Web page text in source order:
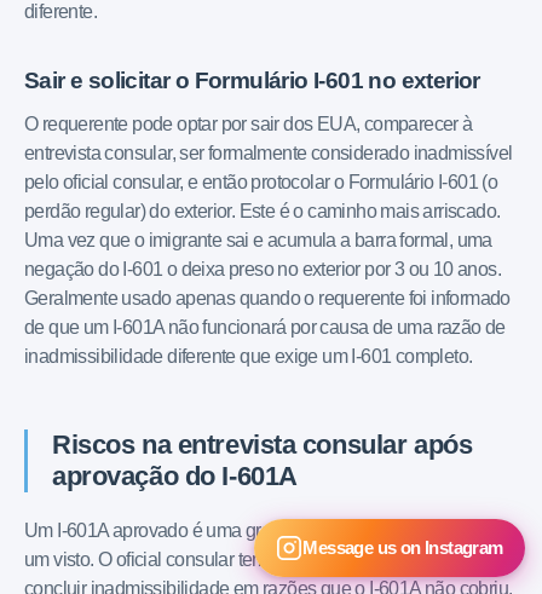
diferente.
Sair e solicitar o Formulário I-601 no exterior
O requerente pode optar por sair dos EUA, comparecer à
entrevista consular, ser formalmente considerado inadmissível
pelo oficial consular, e então protocolar o Formulário I-601 (o
perdão regular) do exterior. Este é o caminho mais arriscado.
Uma vez que o imigrante sai e acumula a barra formal, uma
negação do I-601 o deixa preso no exterior por 3 ou 10 anos.
Geralmente usado apenas quando o requerente foi informado
de que um I-601A não funcionará por causa de uma razão de
inadmissibilidade diferente que exige um I-601 completo.
Riscos na entrevista consular após
aprovação do I-601A
Um I-601A aprovado é uma grande vitória mas não garante
um visto. O oficial consular tem autoridade independente para
concluir inadmissibilidade em razões que o I-601A não cobriu.
Message us on Instagram